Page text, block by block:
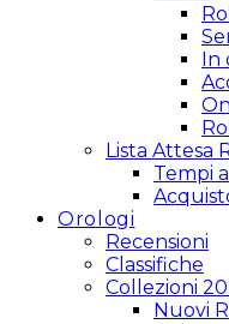
In
Lista Attesa
Tempi
Orologi
Recensioni
Classifiche
Collezioni
Nuovi